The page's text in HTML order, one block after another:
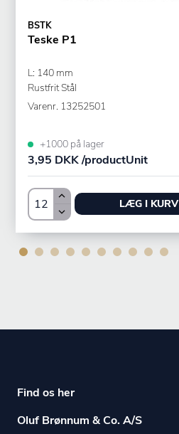
BSTK
Teske P1
L: 140 mm
Rustfrit Stål
Varenr. 13252501
+1000 på lager
3,95 DKK /productUnit
LÆG I KURV
Find os her
Oluf Brønnum & Co. A/S